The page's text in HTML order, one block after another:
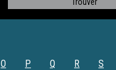
O P Q R S